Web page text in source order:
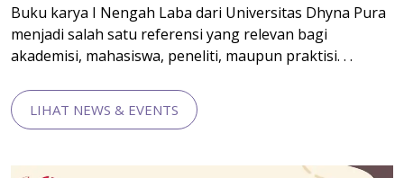
Buku karya I Nengah Laba dari Universitas Dhyna Pura
menjadi salah satu referensi yang relevan bagi
akademisi, mahasiswa, peneliti, maupun praktisi. . .
LIHAT NEWS & EVENTS